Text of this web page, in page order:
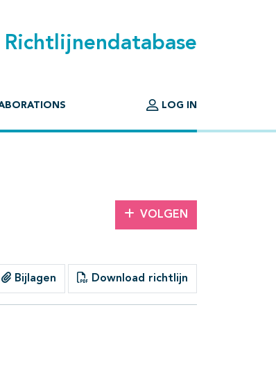
Richtlijnendatabase
LOG IN
VOLGEN
Bijlagen Download richtlijn